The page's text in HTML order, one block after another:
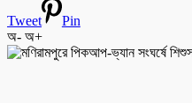
Tweet
Pin
অ- অ+